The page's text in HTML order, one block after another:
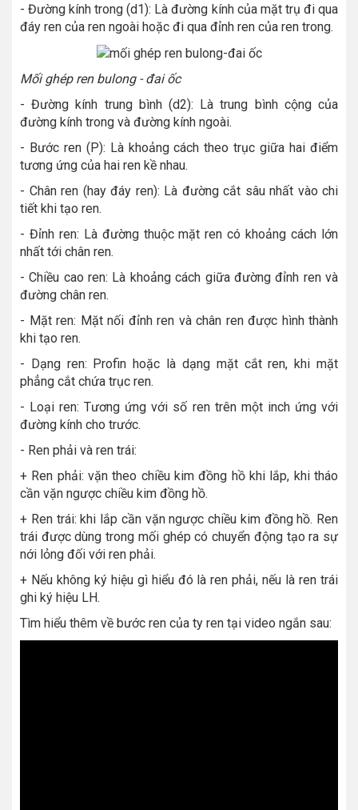
- Đường kính trong (d1): Là đường kính của mặt trụ đi qua
đáy ren của ren ngoài hoặc đi qua đỉnh ren của ren trong.
Mối ghép ren bulong - đai ốc
- Đường kính trung bình (d2): Là trung bình cộng của
đường kính trong và đường kính ngoài.
- Bước ren (P): Là khoảng cách theo trục giữa hai điểm
tương ứng của hai ren kề nhau.
- Chân ren (hay đáy ren): Là đường cắt sâu nhất vào chi
tiết khi tạo ren.
- Đỉnh ren: Là đường thuộc mặt ren có khoảng cách lớn
nhất tới chân ren.
- Chiều cao ren: Là khoảng cách giữa đường đỉnh ren và
đường chân ren.
- Mặt ren: Mặt nối đỉnh ren và chân ren được hình thành
khi tạo ren.
- Dạng ren: Profin hoặc là dạng mặt cắt ren, khi mặt
phẳng cắt chứa trục ren.
- Loại ren: Tương ứng với số ren trên một inch ứng với
đường kính cho trước.
- Ren phải và ren trái:
+ Ren phải: vặn theo chiều kim đồng hồ khi lắp, khi tháo
cần vặn ngược chiều kim đồng hồ.
+ Ren trái: khi lắp cần vặn ngược chiều kim đồng hồ. Ren
trái được dùng trong mối ghép có chuyển động tạo ra sự
nới lỏng đối với ren phải.
+ Nếu không ký hiệu gì hiểu đó là ren phải, nếu là ren trái
ghi ký hiệu LH.
Tìm hiểu thêm về bước ren của ty ren tại video ngắn sau: